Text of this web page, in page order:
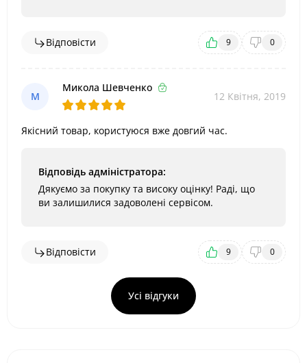
Відповісти 9 0
М
Микола Шевченко
12 Квітня, 2019
Якісний товар, користуюся вже довгий час.
Відповідь адміністратора:
Дякуємо за покупку та високу оцінку! Раді, що
ви залишилися задоволені сервісом.
Відповісти 9 0
Усі відгуки